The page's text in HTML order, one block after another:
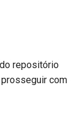
repositório
com